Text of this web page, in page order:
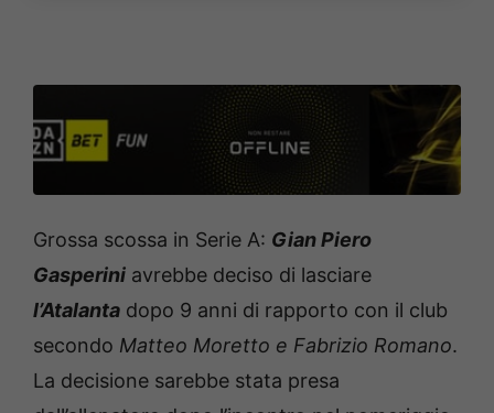
Grossa scossa in Serie A: Gian Piero
Gasperini avrebbe deciso di lasciare
l’Atalanta dopo 9 anni di rapporto con il club
secondo Matteo Moretto e Fabrizio Romano.
La decisione sarebbe stata presa